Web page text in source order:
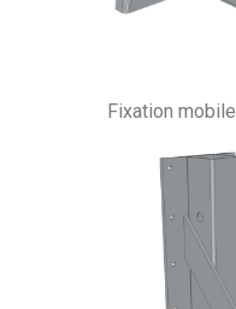
Fixation